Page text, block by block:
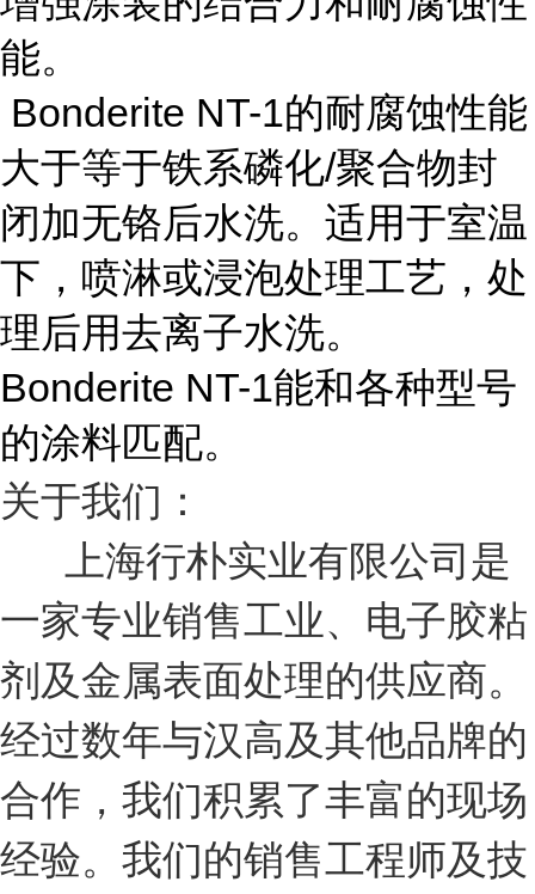
能。
Bonderite NT-1的耐腐蚀性能
大于等于铁系磷化/聚合物封
闭加无铬后水洗。适用于室温
下，喷淋或浸泡处理工艺，处
理后用去离子水洗。
Bonderite NT-1能和各种型号
的涂料匹配。
关于我们：
上海行朴实业有限公司是
一家专业销售工业、电子胶粘
剂及金属表面处理的供应商。
经过数年与汉高及其他品牌的
合作，我们积累了丰富的现场
经验。我们的销售工程师及技